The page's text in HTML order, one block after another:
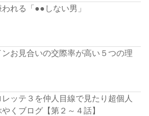
れる「●●しない男」
ンお見合いの交際率が高い５つの理
ッテ３を仲人目線で見たり超個人
くブログ【第２～４話】